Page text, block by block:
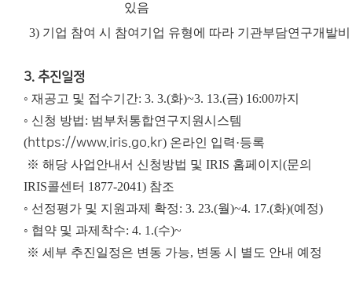
있음
3) 기업 참여 시 참여기업 유형에 따라 기관부담연구개발
3. 추진일정
◦ 재공고 및 접수기간: 3. 3.(화)~3. 13.(금) 16:00까지
◦ 신청 방법: 범부처통합연구지원시스템
(https://www.iris.go.kr) 온라인 입력·등록
※ 해당 사업안내서 신청방법 및 IRIS 홈페이지(문의
IRIS콜센터 1877-2041) 참조
◦ 선정평가 및 지원과제 확정: 3. 23.(월)~4. 17.(화)(예정)
◦ 협약 및 과제착수: 4. 1.(수)~
※ 세부 추진일정은 변동 가능, 변동 시 별도 안내 예정